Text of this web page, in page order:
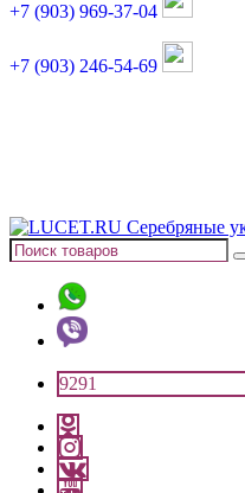
+7 (903) 969-37-04
+7 (903) 246-54-69
9291